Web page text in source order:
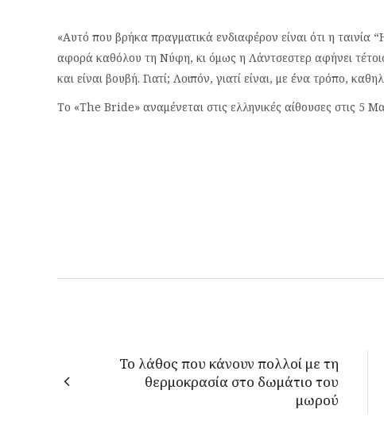
«Αυτό που βρήκα πραγματικά ενδιαφέρον είναι ότι η
αφορά καθόλου τη Νύφη, κι όμως η Λάντσεστερ αφήνει
και είναι βουβή. Γιατί; Λοιπόν, γιατί είναι, με ένα τρόπο,
Το «The Bride» αναμένεται στις ελληνικές αίθουσες στις 5
Το λάθος που κάνουν πολλοί με τη
θερμοκρασία στο δωμάτιο του
μωρού